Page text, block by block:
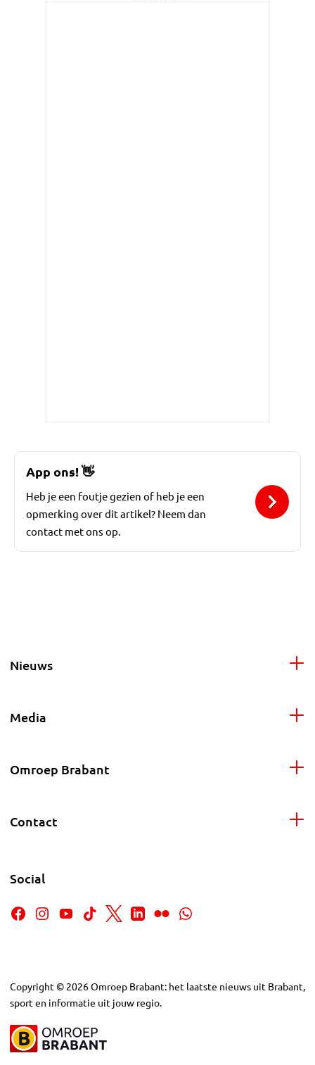
App ons!👋
Heb je een foutje gezien of heb je een
opmerking over dit artikel? Neem dan
contact met ons op.
Nieuws
Media
Omroep Brabant
Contact
Social
Copyright © 2026Omroep Brabant: het laatste nieuws uit Brabant,
sport en informatie uit jouw regio.